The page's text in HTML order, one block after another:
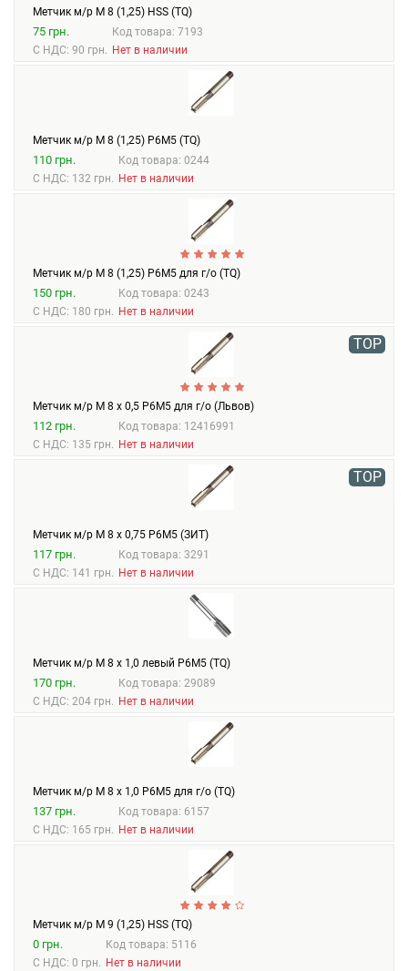
Метчик м/р М 8 (1,25) HSS (TQ)
75 грн.
С НДС: 90 грн.
Код товара: 7193
Нет в наличии
Метчик м/р М 8 (1,25) Р6М5 (TQ)
110 грн.
С НДС: 132 грн.
Код товара: 0244
Нет в наличии
Метчик м/р М 8 (1,25) Р6М5 для г/о (TQ)
150 грн.
С НДС: 180 грн.
Код товара: 0243
Нет в наличии
TOP
Метчик м/р М 8 х 0,5 Р6М5 для г/о (Львов)
112 грн.
С НДС: 135 грн.
Код товара: 12416991
Нет в наличии
TOP
Метчик м/р М 8 х 0,75 Р6М5 (ЗИТ)
117 грн.
С НДС: 141 грн.
Код товара: 3291
Нет в наличии
Метчик м/р М 8 х 1,0 левый Р6М5 (TQ)
170 грн.
С НДС: 204 грн.
Код товара: 29089
Нет в наличии
Метчик м/р М 8 х 1,0 Р6М5 для г/о (TQ)
137 грн.
С НДС: 165 грн.
Код товара: 6157
Нет в наличии
Метчик м/р М 9 (1,25) HSS (TQ)
0 грн.
С НДС: 0 грн.
Код товара: 5116
Нет в наличии